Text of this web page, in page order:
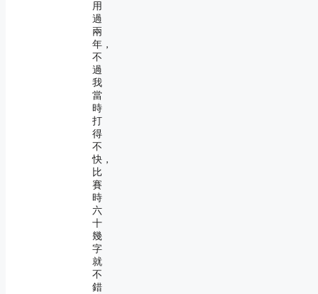
用
過
兩
年，
不
過
我
當
時
打
得
不
快，
比
賽
時
六
十
幾
字
就
不
錯